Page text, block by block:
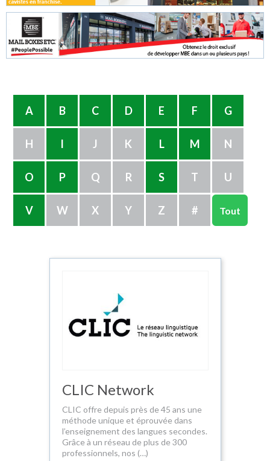
A B C D E F G
H I J K L M N
O P Q R S T U
V W X Y Z # Tout
CLIC Network
CLIC offre depuis près de 45 ans une
méthode unique et éprouvée dans
l’enseignement des langues secondes.
Grâce à un réseau de plus de 300
professionnels, nos (…)